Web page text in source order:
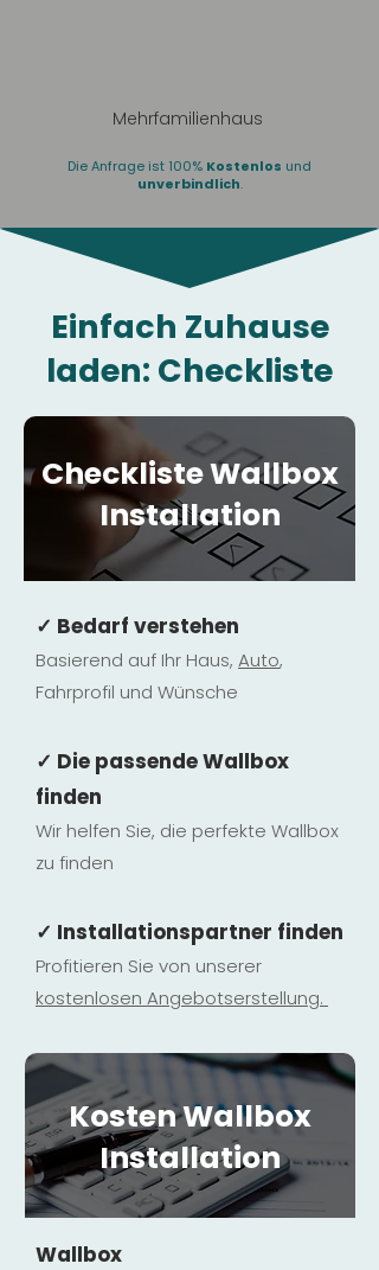
Mehrfamilienhaus
Die Anfrage ist 100% Kostenlos und
unverbindlich.
Einfach Zuhause
laden: Checkliste
Checkliste Wallbox
Installation
✓ Bedarf verstehen
Basierend auf Ihr Haus, Auto,
Fahrprofil und Wünsche
✓ Die passende Wallbox
finden
Wir helfen Sie, die perfekte Wallbox
zu finden
✓ Installationspartner finden
Profitieren Sie von unserer
kostenlosen Angebotserstellung.
Kosten Wallbox
Installation
Wallbox